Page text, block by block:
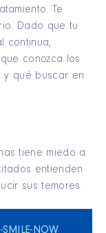
Te
Dado que tu
continua,
conozca los
y qué buscar en
tiene miedo a
entienden
sus temores.